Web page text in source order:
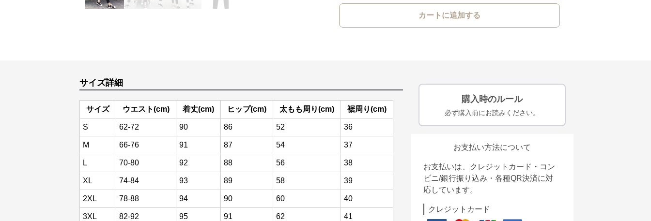
カートに追加する
サイズ詳細
サイズ ウエスト(cm) 着丈(cm) ヒップ(cm) 太もも周り(cm) 裾周り(cm)
S 62-72 90 86 52 36
M 66-76 91 87 54 37
L 70-80 92 88 56 38
XL 74-84 93 89 58 39
2XL 78-88 94 90 60 40
3XL 82-92 95 91 62 41
購入時のルール
必ず購入前にお読みください。
お支払い方法について
お支払いは、クレジットカード・コン
ビニ/銀行振り込み・各種QR決済に対
応しています。
クレジットカード